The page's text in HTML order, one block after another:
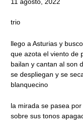
11 agosto, 2022
trio
llego a Asturias y
que azota el viento de
bailan y cantan al son
se despliegan y se
blanquecino
la mirada se pasea
sobre sus tonos